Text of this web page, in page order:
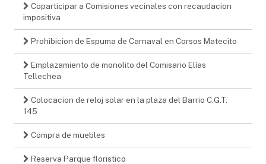
Coparticipar a Comisiones vecinales con recaudacion
impositiva
Prohibicion de Espuma de Carnaval en Corsos Matecito
Emplazamiento de monolito del Comisario Elías
Tellechea
Colocacion de reloj solar en la plaza del Barrio C.G.T.
145
Compra de muebles
Reserva Parque floristico